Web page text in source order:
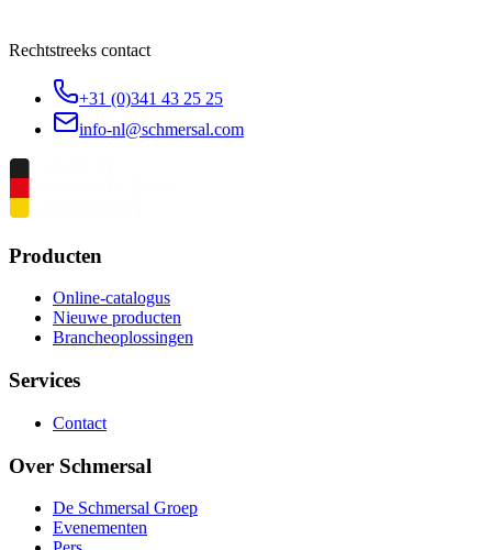
Rechtstreeks contact
+31 (0)341 43 25 25
info-nl@schmersal.com
Producten
Online-catalogus
Nieuwe producten
Brancheoplossingen
Services
Contact
Over Schmersal
De Schmersal Groep
Evenementen